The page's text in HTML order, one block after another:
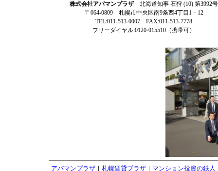
株式会社アパマンプラザ北海道知事 石狩 (10) 第3992号
〒064-0809 札幌市中央区南9条西4丁目1－12
TEL:011-513-0007 FAX:011-513-7778
フリーダイヤル:0120-015510（携帯可）
アパマンプラザ ｜ 札幌賃貸プラザ ｜ マンション投資の鉄人